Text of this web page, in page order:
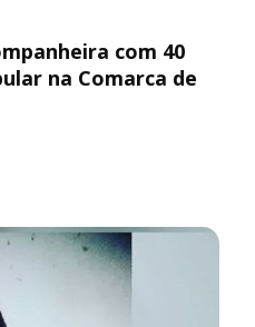
com 40
na Comarca de